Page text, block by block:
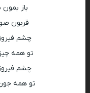
باز
قربون
چشم
تو همه
چشم
تو همه